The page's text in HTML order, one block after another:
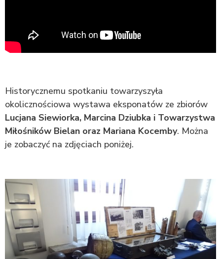
Historycznemu spotkaniu towarzyszyła
okolicznościowa wystawa eksponatów ze zbiorów
Lucjana Siewiorka, Marcina Dziubka i Towarzystwa
Miłośników Bielan oraz Mariana Kocemby. Można
je zobaczyć na zdjęciach poniżej.